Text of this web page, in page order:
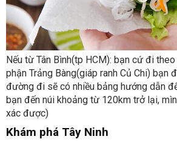
Nếu từ Tân Bình(tp HCM): bạn cứ đi
phận Trảng Bàng(giáp ranh Củ Chi) bạn
đường đi sẽ có nhiều bảng hướng dẫn
bạn đến núi khoảng từ 120km trở lại,
xác được)
Khám phá Tây Ninh